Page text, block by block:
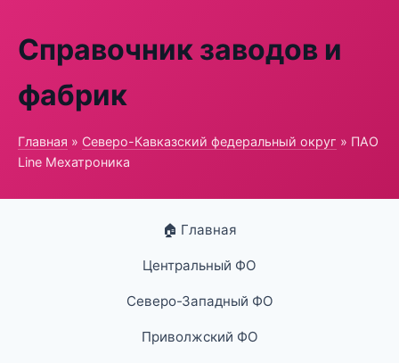
Справочник заводов и
фабрик
Главная » Северо-Кавказский федеральный округ » ПАО
Line Мехатроника
🏠 Главная
Центральный ФО
Северо-Западный ФО
Приволжский ФО